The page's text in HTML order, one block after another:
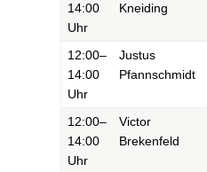
14:00
Uhr
Kneiding
12:00–
14:00
Uhr
Justus
Pfannschmidt
12:00–
14:00
Uhr
Victor
Brekenfeld